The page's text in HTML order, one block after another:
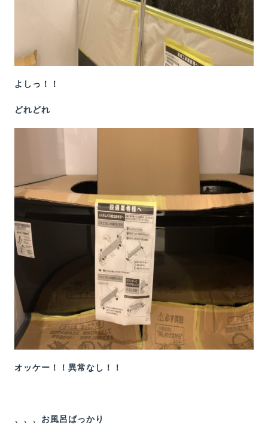
よしっ！！
どれどれ
オッケー！！異常なし！！
、、、お風呂ばっかり